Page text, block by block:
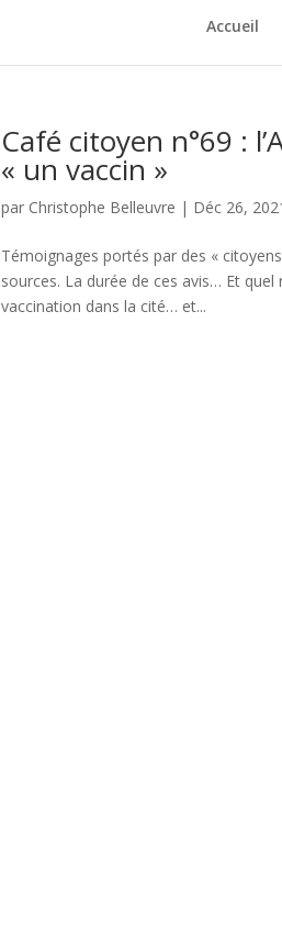
Accueil
Café citoyen n°69 :
« un vaccin »
par Christophe Belleuvre | Déc 26,
Témoignages portés par des «
sources. La durée de ces avis… Et
vaccination dans la cité… et...